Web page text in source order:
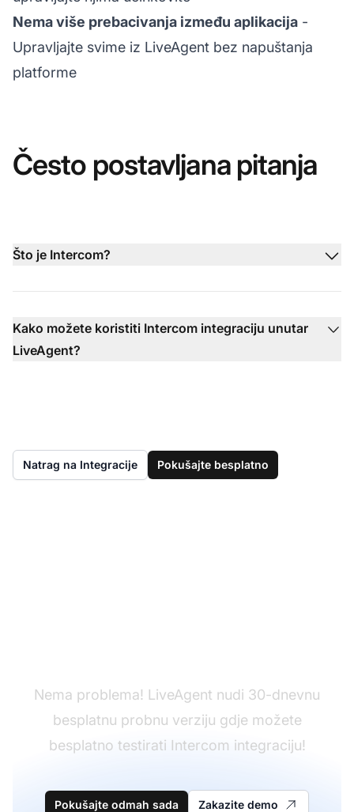
Nema više prebacivanja između aplikacija -
Upravljajte svime iz LiveAgent bez napuštanja
platforme
Često postavljana pitanja
Što je Intercom?
Kako možete koristiti Intercom integraciju unutar
LiveAgent?
Natrag na Integracije Pokušajte besplatno
Nema problema! LiveAgent nudi 30-dnevnu
besplatnu probnu verziju gdje možete
besplatno testirati Intercom integraciju!
Pokušajte odmah sada Zakazite demo